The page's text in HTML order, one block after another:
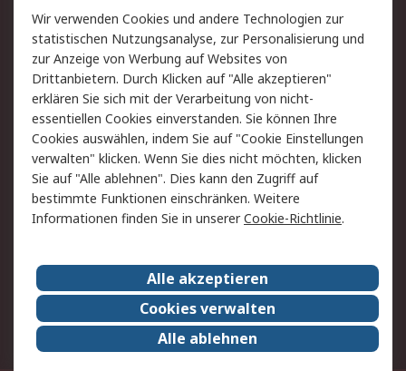
Rücksendungen
Kontakt
Hilfe
Rechtliches
AGB
Datenschutz
Cookie-Richtlinie
Zahlungsbedingungen
Copyright/Impressum
Über RS
Karriere bei RS
Nachhaltigkeit
Qualität/Umwelt/ZertifikatePresse-Center
Event-Center
Wir verwenden Cookies und andere Technologien zur
statistischen Nutzungsanalyse, zur Personalisierung und
zur Anzeige von Werbung auf Websites von
Drittanbietern. Durch Klicken auf "Alle akzeptieren"
erklären Sie sich mit der Verarbeitung von nicht-
essentiellen Cookies einverstanden. Sie können Ihre
Cookies auswählen, indem Sie auf "Cookie Einstellungen
verwalten" klicken. Wenn Sie dies nicht möchten, klicken
Sie auf "Alle ablehnen". Dies kann den Zugriff auf
bestimmte Funktionen einschränken. Weitere
Informationen finden Sie in unsererCookie-Richtlinie.
Alle akzeptieren
Cookies verwalten
Alle ablehnen